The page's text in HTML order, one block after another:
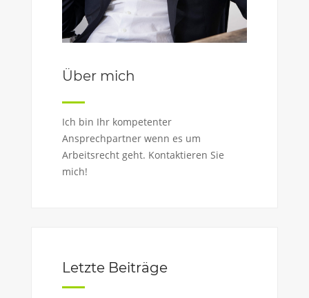
Über mich
Ich bin Ihr kompetenter
Ansprechpartner wenn es um
Arbeitsrecht geht. Kontaktieren Sie
mich!
Letzte Beiträge